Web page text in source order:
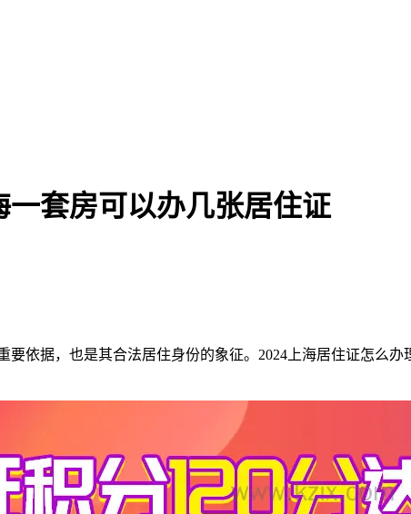
一套房可以办几张居住证
依据，也是其合法居住身份的象征。2024上海居住证怎么